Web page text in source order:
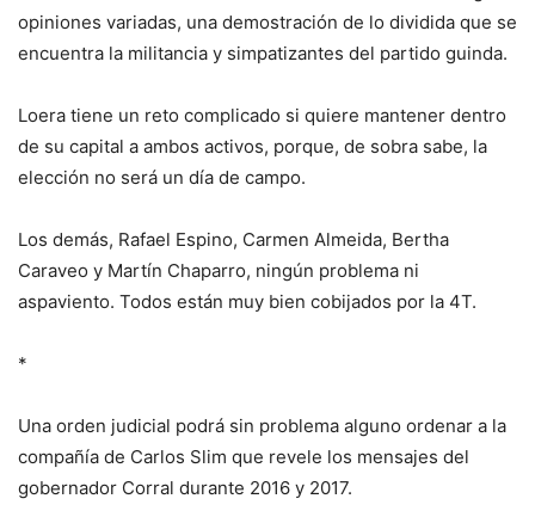
opiniones variadas, una demostración de lo dividida que se
encuentra la militancia y simpatizantes del partido guinda.
Loera tiene un reto complicado si quiere mantener dentro
de su capital a ambos activos, porque, de sobra sabe, la
elección no será un día de campo.
Los demás, Rafael Espino, Carmen Almeida, Bertha
Caraveo y Martín Chaparro, ningún problema ni
aspaviento. Todos están muy bien cobijados por la 4T.
*
Una orden judicial podrá sin problema alguno ordenar a la
compañía de Carlos Slim que revele los mensajes del
gobernador Corral durante 2016 y 2017.